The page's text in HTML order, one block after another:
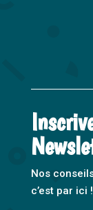
Nos
c’est par ici !